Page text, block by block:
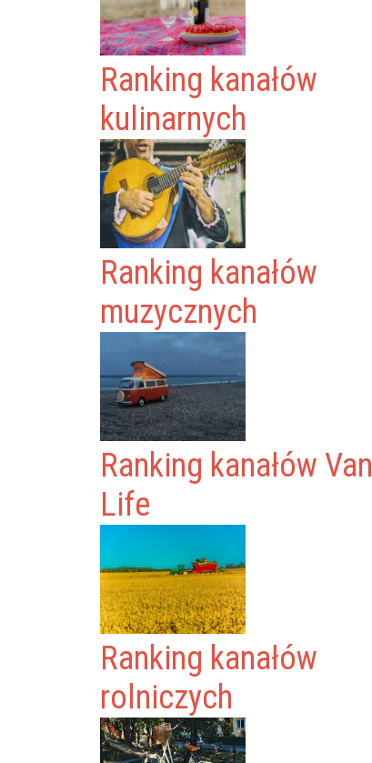
Ranking kanałów
kulinarnych
Ranking kanałów
muzycznych
Ranking kanałów Van
Life
Ranking kanałów
rolniczych